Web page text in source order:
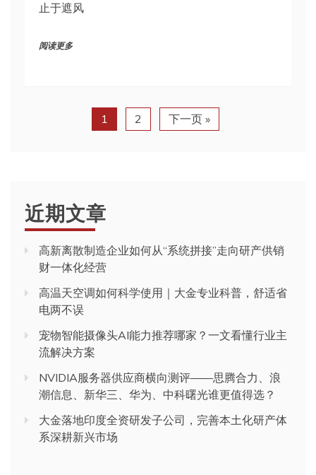
止于遮风
阅读更多
1 2 下一页 »
近期文章
高新离散制造企业如何从“系统拼接”走向研产供销
财一体化经营
高温天空调如何科学使用｜大金专业科普，舒适省
电两不误
宠物智能摄像头AI能力推荐哪家？一文看懂行业主
流解决方案
NVIDIA服务器供应商横向测评——思腾合力、浪
潮信息、新华三、华为、中科曙光谁更值得选？
大金落地印度全资研发子公司，完善本土化研产体
系深耕新兴市场